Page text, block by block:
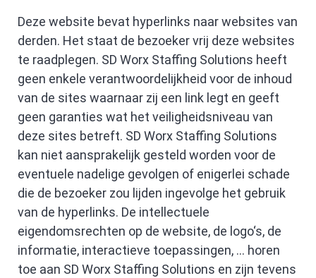
Deze website bevat hyperlinks naar websites van
derden. Het staat de bezoeker vrij deze websites
te raadplegen. SD Worx Staffing Solutions heeft
geen enkele verantwoordelijkheid voor de inhoud
van de sites waarnaar zij een link legt en geeft
geen garanties wat het veiligheidsniveau van
deze sites betreft. SD Worx Staffing Solutions
kan niet aansprakelijk gesteld worden voor de
eventuele nadelige gevolgen of enigerlei schade
die de bezoeker zou lijden ingevolge het gebruik
van de hyperlinks. De intellectuele
eigendomsrechten op de website, de logo‘s, de
informatie, interactieve toepassingen, … horen
toe aan SD Worx Staffing Solutions en zijn tevens